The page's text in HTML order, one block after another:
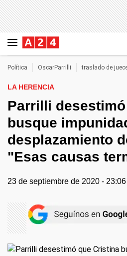
Política OscarParrilli traslado de
LA HERENCIA
Parrilli
busque
desplazamiento
"Esas causas
23 de septiembre de 2020 - 23:06